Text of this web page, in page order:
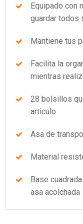
Equipado con
guardar todos
Mantiene tus
Facilita la
mientras
28 bolsillos
articulo
Asa de
Material
Base
asa acolchada